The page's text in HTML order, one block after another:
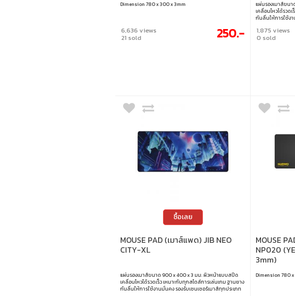
Dimension 780 x 300 x 3mm
6,636 views
21 sold 250.-
แผ่นรองเมาส์ขน
เคลื่อนไหวได้รวด
กันลื่นให้การใช้งา
900 x 400 x 3 มม.
1,875 views
0 sold
ซื้อเลย
MOUSE PAD (เมาส์แพด) JIB NEO
CITY-XL
แผ่นรองเมาส์ขนาด 900 x 400 x 3 มม. ผิวหน้าแบบสปีด
เคลื่อนไหวได้รวดเร็ว เหมาะกับทุกสไตล์การเล่นเกม ฐานยาง
กันลื่นให้การใช้งานมั่นคง รองรับเซนเซอร์เมาส์ทุกประเภท
MOUSE
NP020
3mm)
Dimension 780